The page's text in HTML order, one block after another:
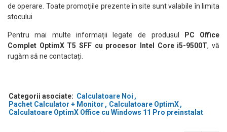
de operare. Toate promoţiile prezente în site sunt valabile în limita
stocului
Pentru mai multe informații legate de produsul PC Office
Complet OptimX T5 SFF cu procesor Intel Core i5-9500T, vă
rugăm să ne contactați.
Categorii asociate: Calculatoare Noi
Pachet Calculator + Monitor
Calculatoare OptimX
Calculatoare OptimX Office cu Windows 11 Pro preinstalat